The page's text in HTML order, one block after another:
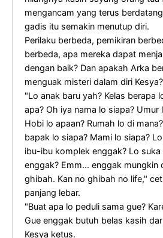
mengancam yang terus
gadis itu semakin menutup diri.
Perilaku berbeda, pemikiran
berbeda, apa mereka dapat
dengan baik? Dan apakah Arka
menguak misteri dalam diri Kesya?
"Lo anak baru yah? Kelas berapa
apa? Oh iya nama lo siapa? Umur
Hobi lo apaan? Rumah lo di
bapak lo siapa? Mami lo siapa?
ibu-ibu komplek enggak? Lo suka
enggak? Emm... enggak mungkin
ghibah. Kan no ghibah no life,"
panjang lebar.
"Buat apa lo peduli sama gue?
Gue enggak butuh belas kasih
Kesya ketus.